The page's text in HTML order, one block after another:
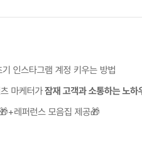
기 인스타그램 계정 키우는 방법
마케터가잠재 고객과 소통하는 노하
레퍼런스 모음집 제공🎁